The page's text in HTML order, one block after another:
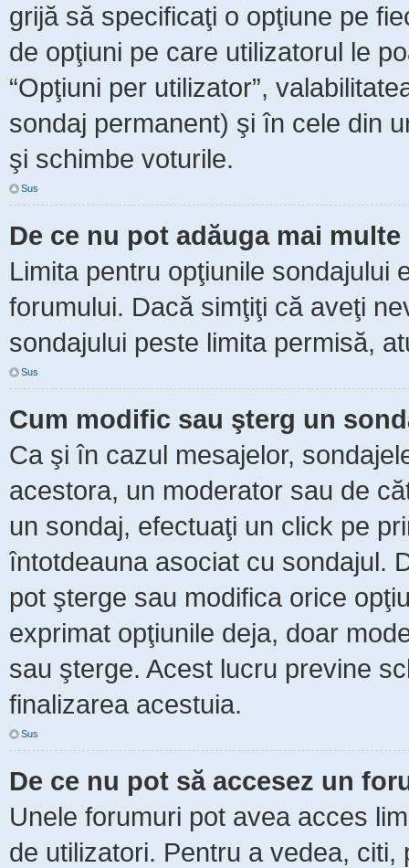
grijă să specificaţi o opţiune pe
de opţiuni pe care utilizatorul le
“Opţiuni per utilizator”,
sondaj permanent) şi în cele din
şi schimbe voturile.
Sus
De ce nu pot adăuga mai
Limita pentru opţiunile sondajului
forumului. Dacă simţiţi că aveţi
sondajului peste limita permisă,
Sus
Cum modific sau şterg un
Ca şi în cazul mesajelor,
acestora, un moderator sau de
un sondaj, efectuaţi un click pe
întotdeauna asociat cu sondajul.
pot şterge sau modifica orice
exprimat opţiunile deja, doar
sau şterge. Acest lucru previne
finalizarea acestuia.
Sus
De ce nu pot să accesez un
Unele forumuri pot avea acces
de utilizatori. Pentru a vedea,